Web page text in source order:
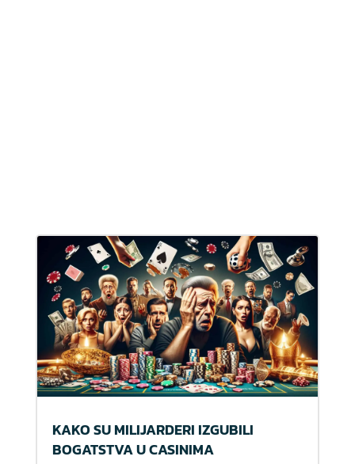
KAKO SU MILIJARDERI IZGUBILI
BOGATSTVA U CASINIMA